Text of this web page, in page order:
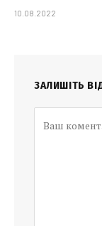
10.08.2022
ЗАЛИШІТЬ